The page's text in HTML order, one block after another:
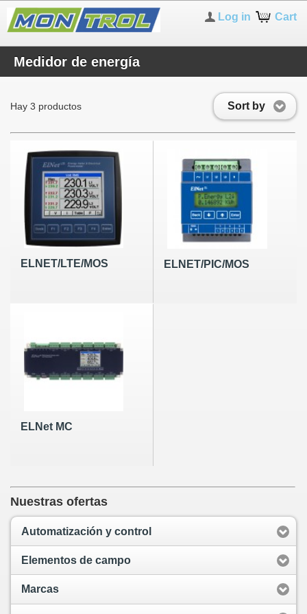
Cart
Log in
Medidor de energía
Sort by
Hay 3 productos
ELNET/LTE/MOS ELNET/PIC/MOS
ELNet MC
Nuestras ofertas
Automatización y control
Elementos de campo
Marcas